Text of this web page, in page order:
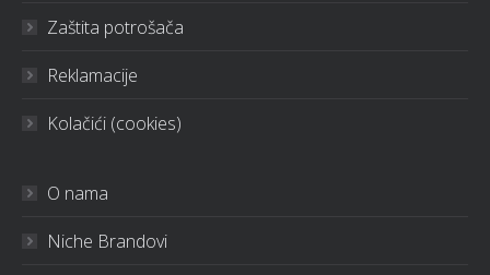
Zaštita potrošača
Reklamacije
Kolačići (cookies)
O nama
Niche Brandovi